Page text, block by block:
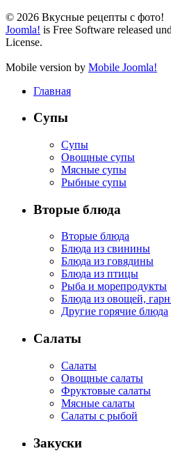
© 2026 Вкусные рецепты с фото!
Joomla! is Free Software released
License.
Mobile version by Mobile Joomla!
Главная
Супы
Супы
Овощные супы
Мясные супы
Рыбные супы
Вторые блюда
Вторые блюда
Блюда из свинины
Блюда из говядины
Блюда из птицы
Рыба и морепродукты
Блюда из овощей,
Другие горячие блюда
Салаты
Салаты
Овощные салаты
Фруктовые салаты
Мясные салаты
Салаты с рыбой
Закуски